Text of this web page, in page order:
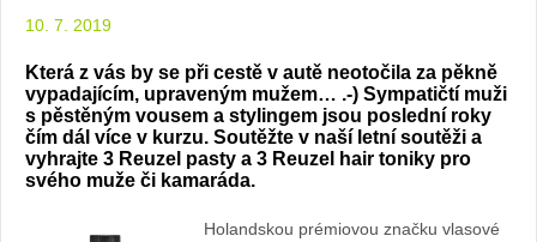
10. 7. 2019
Která z vás by se při cestě v autě neotočila za pěkně
vypadajícím, upraveným mužem… .-) Sympatičtí muži
s pěstěným vousem a stylingem jsou poslední roky
čím dál více v kurzu. Soutěžte v naší letní soutěži a
vyhrajte 3 Reuzel pasty a 3 Reuzel hair toniky pro
svého muže či kamaráda.
Holandskou prémiovou značku vlasové